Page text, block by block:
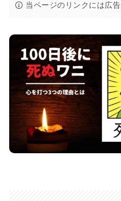
当ページのリンクには広